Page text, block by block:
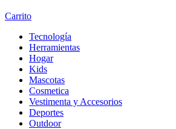
Carrito
Tecnología
Herramientas
Hogar
Kids
Mascotas
Cosmetica
Vestimenta y Accesorios
Deportes
Outdoor